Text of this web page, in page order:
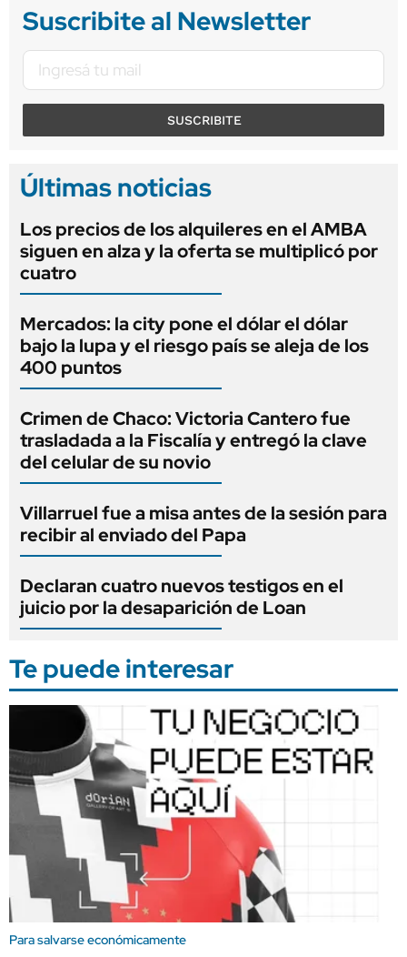
Suscribite al Newsletter
SUSCRIBITE
Últimas noticias
Los precios de los alquileres en el AMBA
siguen en alza y la oferta se multiplicó por
cuatro
Mercados: la city pone el dólar el dólar
bajo la lupa y el riesgo país se aleja de los
400 puntos
Crimen de Chaco: Victoria Cantero fue
trasladada a la Fiscalía y entregó la clave
del celular de su novio
Villarruel fue a misa antes de la sesión para
recibir al enviado del Papa
Declaran cuatro nuevos testigos en el
juicio por la desaparición de Loan
Te puede interesar
Para salvarse económicamente